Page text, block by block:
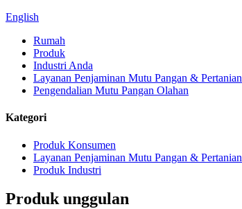
English
Rumah
Produk
Industri Anda
Layanan Penjaminan Mutu Pangan & Pertanian
Pengendalian Mutu Pangan Olahan
Kategori
Produk Konsumen
Layanan Penjaminan Mutu Pangan & Pertanian
Produk Industri
Produk unggulan